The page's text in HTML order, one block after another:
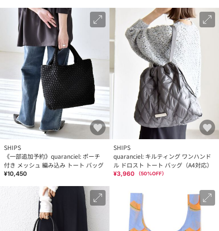
SHIPS
《一部追加予約》quaranciel: ポーチ
付き メッシュ 編み込み トート バッグ
¥10,450
SHIPS
quaranciel: キルティング ワンハンド
ル ドロスト トート バッグ（A4対応）
¥3,960 （50%OFF）